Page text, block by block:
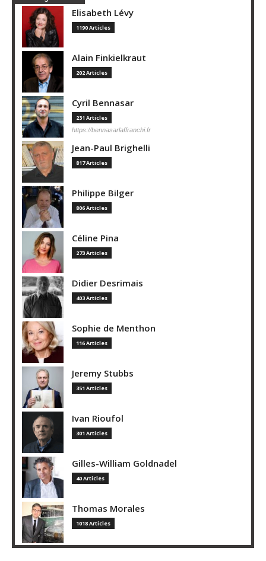
Elisabeth Lévy
1190 Articles
Alain Finkielkraut
202 Articles
Cyril Bennasar
231 Articles
https://bennasarlaffranchi.fr
Jean-Paul Brighelli
817 Articles
Philippe Bilger
806 Articles
Céline Pina
273 Articles
Didier Desrimais
403 Articles
Sophie de Menthon
116 Articles
Jeremy Stubbs
351 Articles
Ivan Rioufol
301 Articles
Gilles-William Goldnadel
40 Articles
Thomas Morales
1018 Articles